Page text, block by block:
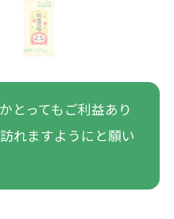
とってもご利益あり
れますようにと願い